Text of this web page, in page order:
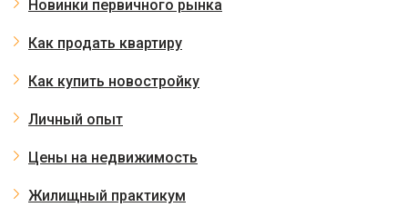
Новинки первичного рынка
Как продать квартиру
Как купить новостройку
Личный опыт
Цены на недвижимость
Жилищный практикум